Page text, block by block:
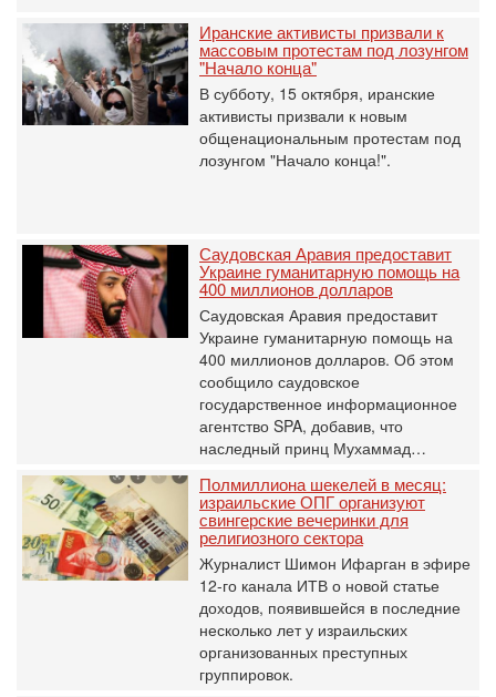
Иранские активисты призвали к
массовым протестам под лозунгом
"Начало конца"
В субботу, 15 октября, иранские
активисты призвали к новым
общенациональным протестам под
лозунгом "Начало конца!".
Саудовская Аравия предоставит
Украине гуманитарную помощь на
400 миллионов долларов
Саудовская Аравия предоставит
Украине гуманитарную помощь на
400 миллионов долларов. Об этом
сообщило саудовское
государственное информационное
агентство SPA, добавив, что
наследный принц Мухаммад…
Полмиллиона шекелей в месяц:
израильские ОПГ организуют
свингерские вечеринки для
религиозного сектора
Журналист Шимон Ифарган в эфире
12-го канала ИТВ о новой статье
доходов, появившейся в последние
несколько лет у израильских
организованных преступных
группировок.